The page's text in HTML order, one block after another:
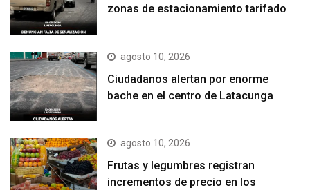
zonas de estacionamiento tarifado
agosto 10, 2026
Ciudadanos alertan por enorme
bache en el centro de Latacunga
agosto 10, 2026
Frutas y legumbres registran
incrementos de precio en los